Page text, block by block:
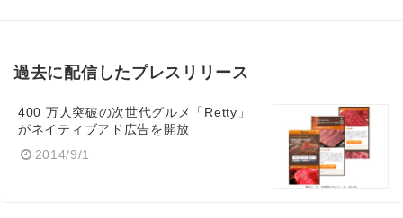
過去に配信したプレスリリース
400 万人突破の次世代グルメ「Retty」
がネイティブアド広告を開放
2014/9/1